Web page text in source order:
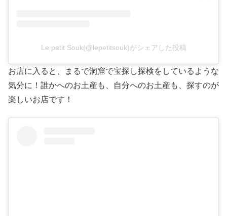
Le petit Souk(@lepetitsouk)がシェアした投稿
お店に入ると、まるで洞窟で宝探し探検をしているような
気分に！誰かへのお土産も、自分へのお土産も、探すのが
楽しいお店です！